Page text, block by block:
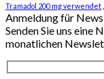
Tramadol 200 mg verwendet
Anmeldung für
Senden Sie uns eine
monatlichen